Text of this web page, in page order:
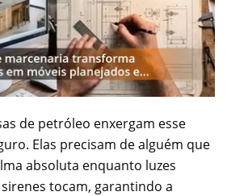
de petróleo enxergam esse
Elas precisam de alguém que
absoluta enquanto luzes
tocam, garantindo a